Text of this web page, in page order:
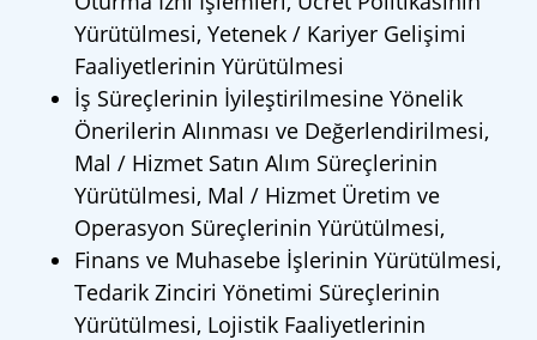
Yürütülmesi, Yetenek / Kariyer Gelişimi
Faaliyetlerinin Yürütülmesi
İş Süreçlerinin İyileştirilmesine Yönelik
Önerilerin Alınması ve Değerlendirilmesi,
Mal / Hizmet Satın Alım Süreçlerinin
Yürütülmesi, Mal / Hizmet Üretim ve
Operasyon Süreçlerinin Yürütülmesi,
Finans ve Muhasebe İşlerinin Yürütülmesi,
Tedarik Zinciri Yönetimi Süreçlerinin
Yürütülmesi, Lojistik Faaliyetlerinin